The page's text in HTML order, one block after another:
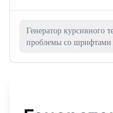
Генератор курсивного
проблемы со